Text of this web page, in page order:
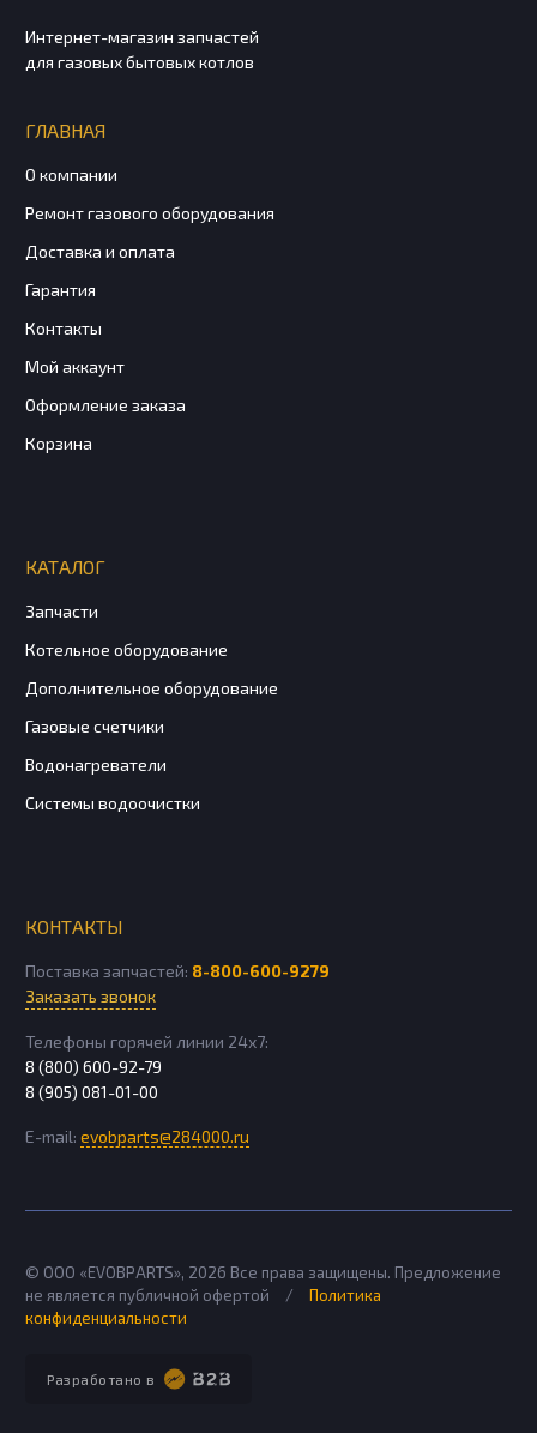
Интернет-магазин запчастей
для газовых бытовых котлов
ГЛАВНАЯ
О компании
Ремонт газового оборудования
Доставка и оплата
Гарантия
Контакты
Мой аккаунт
Оформление заказа
Корзина
КАТАЛОГ
Запчасти
Котельное оборудование
Дополнительное оборудование
Газовые счетчики
Водонагреватели
Системы водоочистки
КОНТАКТЫ
Поставка запчастей: 8-800-600-9279
Заказать звонок
Телефоны горячей линии 24х7:
8 (800) 600-92-79
8 (905) 081-01-00
E-mail: evobparts@284000.ru
Разработано в
© ООО «EVOBPARTS», 2026 Все права защищены. Предложение
не является публичной офертой
/
Политика
конфиденциальности